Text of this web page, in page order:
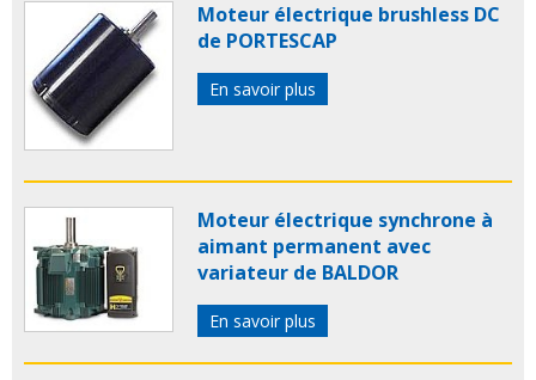
Moteur électrique brushless DC
de PORTESCAP
En savoir plus
Moteur électrique synchrone à
aimant permanent avec
variateur de BALDOR
En savoir plus